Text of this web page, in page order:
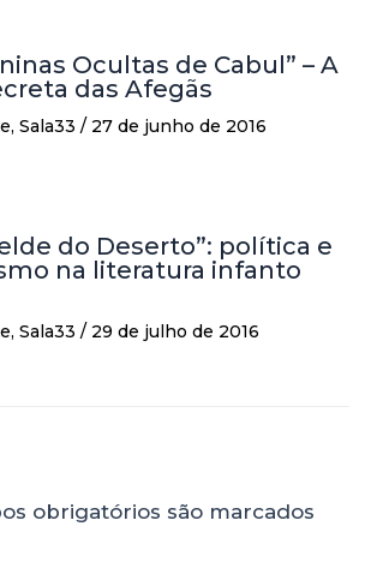
Ocultas de Cabul” – A
das Afegãs
, Sala33 / 27 de junho de 2016
do Deserto”: política e
na literatura infanto
, Sala33 / 29 de julho de 2016
obrigatórios são marcados